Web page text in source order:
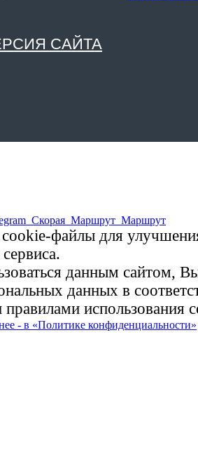
САЙТА
Скорая Маршрут Маршрут
файлы для
данным сайтом, Вы
данных в
использования
- в «Политике конфиденциальности»